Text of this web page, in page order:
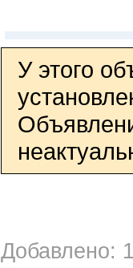
У этого
Добавлено: